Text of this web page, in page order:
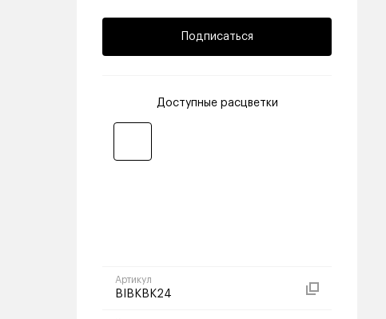
Подписаться
Доступные расцветки
Артикул
BIBKBK24